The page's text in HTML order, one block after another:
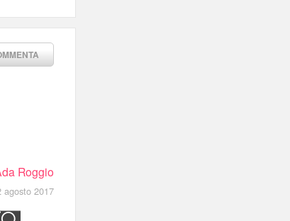
Roggio
agosto 2017